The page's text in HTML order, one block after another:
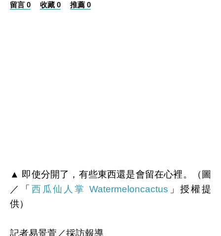
留言 0 收藏 0 推薦 0
▲ 即使分開了，有些東西還是會留在心裡。（圖
／「 西瓜仙人掌 Watermeloncactus 」授權提
供）
記者易景萱／採訪報導